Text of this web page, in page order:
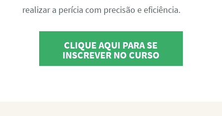
realizar a perícia com precisão e eficiência.
CLIQUE AQUI PARA SE
INSCREVER NO CURSO